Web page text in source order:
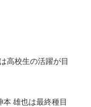
高校生の活躍が目
雄也は最終種目